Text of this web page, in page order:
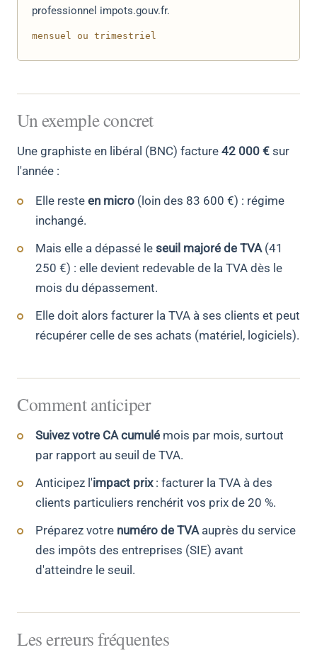
professionnel impots.gouv.fr.
mensuel ou trimestriel
Un exemple concret
Une graphiste en libéral (BNC) facture 42 000 € sur
l'année :
Elle reste en micro (loin des 83 600 €) : régime
inchangé.
Mais elle a dépassé le seuil majoré de TVA(41
250 €) : elle devient redevable de la TVA dès le
mois du dépassement.
Elle doit alors facturer la TVA à ses clients et peut
récupérer celle de ses achats (matériel, logiciels).
Comment anticiper
Suivez votre CA cumulé mois par mois, surtout
par rapport au seuil de TVA.
Anticipez l'impact prix: facturer la TVA à des
clients particuliers renchérit vos prix de 20 %.
Préparez votre numéro de TVAauprès du service
des impôts des entreprises (SIE) avant
d'atteindre le seuil.
Les erreurs fréquentes